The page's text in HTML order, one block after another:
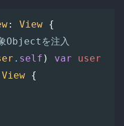
: View
{
Objectを注入
. self ) var
user
View
{